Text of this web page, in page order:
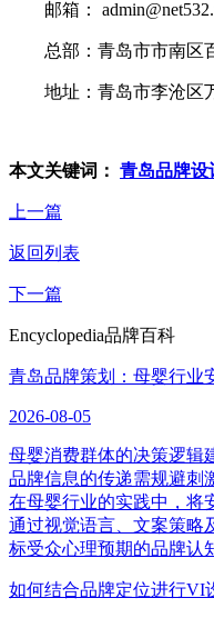
邮箱：
总部：青岛市市南区
地址：青岛市李沧区万
本文关键词： 青岛品牌设
上一篇
返回列表
下一篇
Encyclopedia品牌百科
青岛品牌策划：母婴行业
2026-08-05
母婴消费群体的决策逻辑
品牌信息的传递需规避刺
在母婴行业的实践中，将
通过视觉语言、文案策略
标受众心理预期的品牌认
如何结合品牌定位进行VI